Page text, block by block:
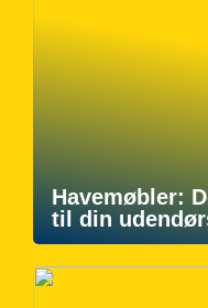
Havemøbler:
til din